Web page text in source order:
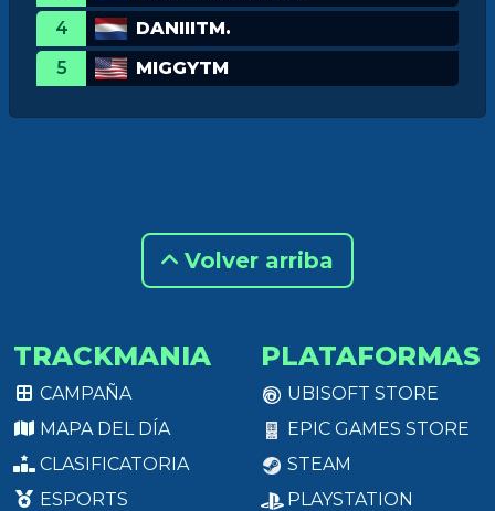
4
DANIIITM.
5
MIGGYTM
Volver arriba
TRACKMANIA
CAMPAÑA
MAPA DEL DÍA
CLASIFICATORIA
ESPORTS
PLATAFORMAS
UBISOFT STORE
EPIC GAMES STORE
STEAM
PLAYSTATION